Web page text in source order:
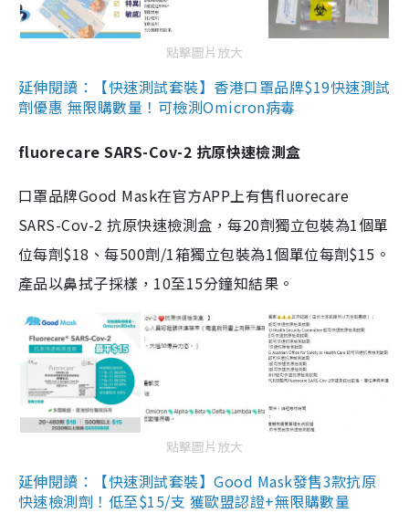
點擊圖片放大
延伸閱讀：【快速測試套裝】香港口罩品牌$19快速測試
劑優惠 無限購數量！可檢測Omicron病毒
fluorecare SARS-Cov-2 抗原快速檢測盒
口罩品牌Good Mask在官方APP上有售fluorecare
SARS-Cov-2 抗原快速檢測盒，每20劑獨立包裝為1個單
位每劑$18、每500劑/1箱獨立包裝為1個單位每劑$15。
產品以鼻拭子採樣，10至15分鐘知結果。
點擊圖片放大
延伸閱讀：【快速測試套裝】Good Mask發售3款抗原
快速檢測劑！低至$15/支 獲歐盟認證+無限購數量